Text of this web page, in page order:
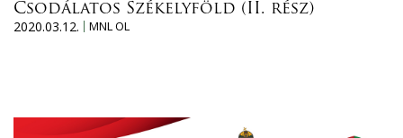
Csodálatos Székelyföld (II. rész)
2020.03.12.
MNL OL